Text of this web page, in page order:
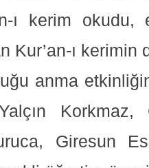
ı kerim
ı kerimin
anma
Korkmaz,
Giresun